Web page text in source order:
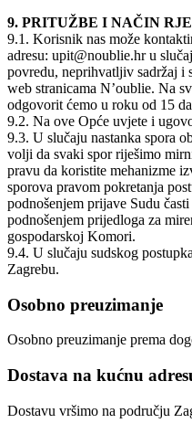
9. PRITUŽBE I NAČIN
9.1. Korisnik nas može
adresu: upit@noublie.hr u
povredu, neprihvatljiv sadržaj
web stranicama N’oublie. Na
odgovorit ćemo u roku od 15
9.2. Na ove Opće uvjete i
9.3. U slučaju nastanka spora
volji da svaki spor riješimo
pravu da koristite mehanizme
sporova pravom pokretanja
podnošenjem prijave Sudu
podnošenjem prijedloga za
gospodarskoj Komori.
9.4. U slučaju sudskog
Zagrebu.
Osobno preuzimanje
Osobno preuzimanje prema
Dostava na kućnu
Dostavu vršimo na području